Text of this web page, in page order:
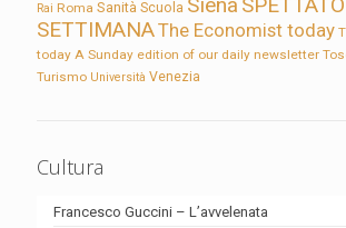
Rai Roma Sanità Scuola Siena
SETTIMANAThe Economist today
today A Sunday edition of our daily newsletter
Turismo Università Venezia
Cultura
Francesco Guccini – L’avvelenata